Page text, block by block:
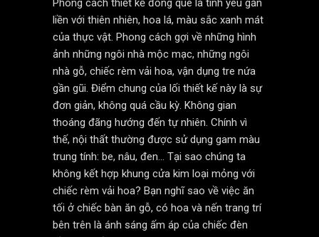
Phong cách thiết kế đồng quê là tình yêu gắn
liền với thiên nhiên, hoa lá, màu sắc xanh mát
của thực vật. Phong cách gợi về những hình
ảnh những ngôi nhà mộc mạc, những ngôi
nhà gỗ, chiếc rèm vải hoa, vận dụng tre nứa
gần gũi. Điểm chung của lối thiết kế này là sự
đơn giản, không quá cầu kỳ. Không gian
thoáng đãng hướng đến tự nhiên. Chính vì
thế, nội thất thường được sử dụng gam màu
trung tính: be, nâu, đen… Tại sao chúng ta
không kết hợp khung cửa kim loại mỏng với
chiếc rèm vải hoa? Bạn nghĩ sao về việc ăn
tối ở chiếc bàn ăn gỗ, có hoa và nến trang trí
bên trên là ánh sáng ấm áp của chiếc đèn